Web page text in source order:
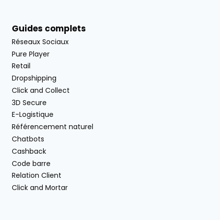
Guides complets
Réseaux Sociaux
Pure Player
Retail
Dropshipping
Click and Collect
3D Secure
E-Logistique
Référencement naturel
Chatbots
Cashback
Code barre
Relation Client
Click and Mortar